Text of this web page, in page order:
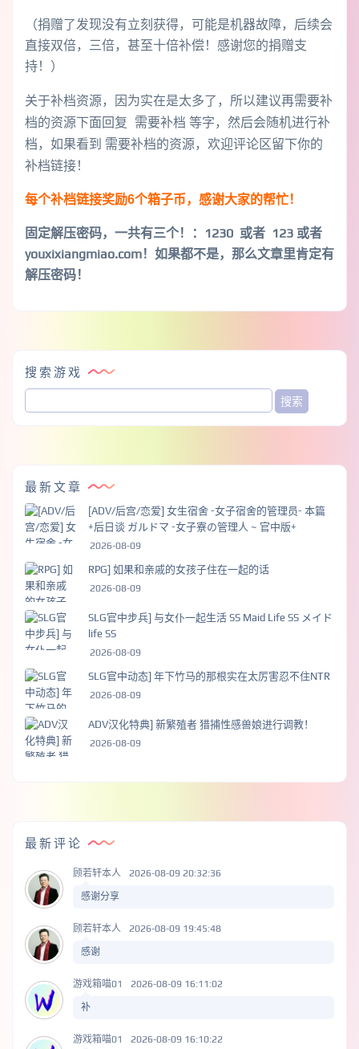
（捐赠了发现没有立刻获得，可能是机器故障，后续会
直接双倍，三倍，甚至十倍补偿！感谢您的捐赠支
持！）
关于补档资源，因为实在是太多了，所以建议再需要补
档的资源下面回复 需要补档 等字，然后会随机进行补
档，如果看到 需要补档的资源，欢迎评论区留下你的
补档链接！
每个补档链接奖励6个箱子币，感谢大家的帮忙！
固定解压密码，一共有三个！
：1230 或者 123 或者
youxixiangmiao.com！如果都不是，那么文章里肯定有
解压密码！
搜索游戏
最新文章
[ADV/后宫/恋爱] 女生宿舍 -女子宿舍的管理员- 本篇
+后日谈 ガルドマ -女子寮の管理人 ~ 官中版+
2026-08-09
RPG] 如果和亲戚的女孩子住在一起的话
2026-08-09
SLG官中步兵] 与女仆一起生活 SS Maid Life SS メイド
life SS
2026-08-09
SLG官中动态] 年下竹马的那根实在太厉害忍不住NTR
2026-08-09
ADV汉化特典] 新繁殖者 猎捕性感兽娘进行调教！
2026-08-09
最新评论
顾若轩本人 2026-08-09 20:32:36
感谢分享
顾若轩本人 2026-08-09 19:45:48
感谢
游戏箱喵01 2026-08-09 16:11:02
补
游戏箱喵01 2026-08-09 16:10:22